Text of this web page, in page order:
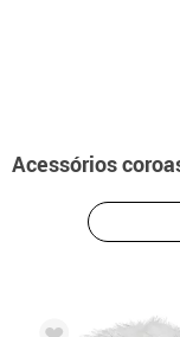
Acessórios